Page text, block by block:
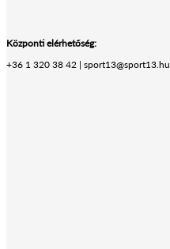
Központi elérhetőség:
+36 1 320 38 42 |